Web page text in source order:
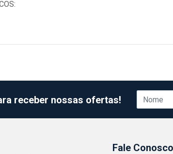
receber nossas ofertas!
Fale Conosco